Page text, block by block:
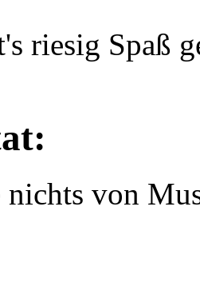
riesig Spaß
nichts von